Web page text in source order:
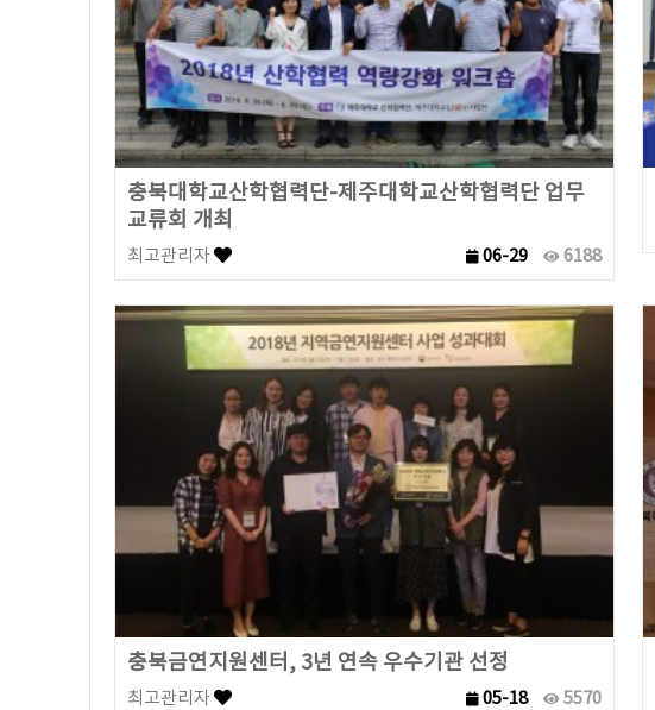
충북대학교산학협력단-제주대학교산학협력단 업무
교류회 개최
최고관리자 06-29 6188
충북금연지원센터, 3년 연속 우수기관 선정
최고관리자 05-18 5570